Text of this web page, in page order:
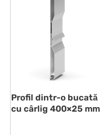
Profil dintr-o bucată
cu cârlig 400×25 mm